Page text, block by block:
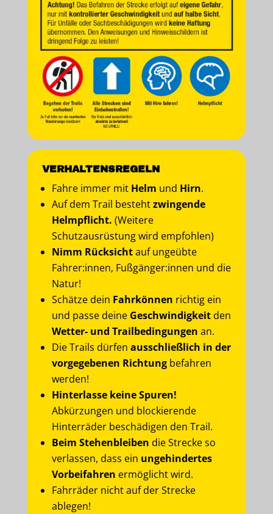
VERHALTENSREGELN
Fahre immer mit Helm und Hirn.
Auf dem Trail bestehtzwingende
Helmpflicht. (Weitere
Schutzausrüstung wird empfohlen)
Nimm Rücksichtauf ungeübte
Fahrer:innen, Fußgänger:innen und die
Natur!
Schätze dein Fahrkönnen richtig ein
und passe deine Geschwindigkeitden
Wetter- und Trailbedingungen an.
Die Trails dürfen ausschließlich in der
vorgegebenen Richtungbefahren
werden!
Hinterlasse keine Spuren!
Abkürzungen und blockierende
Hinterräder beschädigen den Trail.
Beim Stehenbleiben die Strecke so
verlassen, dass ein ungehindertes
Vorbeifahren ermöglicht wird.
Fahrräder nicht auf der Strecke
ablegen!